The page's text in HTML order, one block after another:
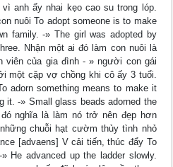
anh ấy nhai kẹo cao su trong lóp.
nuôi To adopt someone is to make
family. -» The girl was adopted by
Nhận một ai đó làm con nuôi là
viên của gia đình - » người con gái
một cặp vợ chồng khi cô ấy 3 tuổi.
adorn something means to make it
it. -» Small glass beads adorned the
nghĩa là làm nó trở nên đẹp hơn
chuỗi hạt cườm thủy tình nhỏ
[advaens] V cải tiến, thúc đẩy To
He advanced up the ladder slowly.